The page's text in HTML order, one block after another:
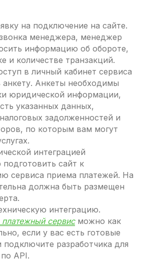
на подключение на сайте.
менеджера, менеджер
информацию об обороте,
и количестве транзакций.
в личный кабинет сервиса
анкету. Анкеты необходимы
юридической информации,
указанных данных,
задолженностей и
по которым вам могут
интеграцией
сайт к
сервиса приема платежей. На
должна быть размещен
интеграцию.
сервисможно как
если у вас есть готовые
разработчика для
API.